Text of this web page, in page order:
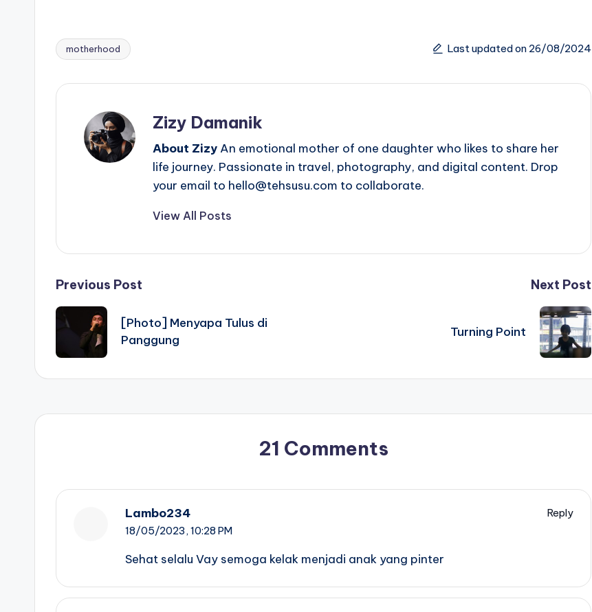
Tags:
motherhood Last updated on 26/08/2024
Zizy Damanik
About Zizy An emotional mother of one daughter who likes to share her
life journey. Passionate in travel, photography, and digital content. Drop
your email to hello@tehsusu.com to collaborate.
View All Posts
Post
navigation
Previous Post
[Photo] Menyapa Tulus di
Panggung
Next Post
Turning Point
21 Comments
Lambo234
Reply
18/05/2023, 10:28 PM
Sehat selalu Vay semoga kelak menjadi anak yang pinter